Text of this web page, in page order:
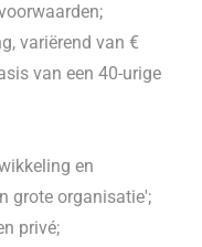
variërend van €
van een 40-urige
en
grote organisatie';
privé;